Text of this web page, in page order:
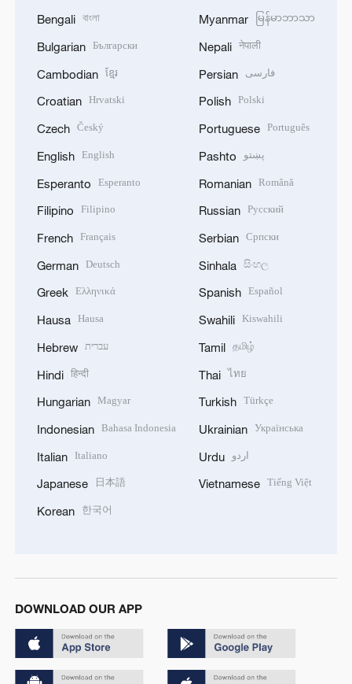
Bengali বাংলা
Bulgarian Български
Cambodian ខ្មែរ
Croatian Hrvatski
Czech Český
English English
Esperanto Esperanto
Filipino Filipino
French Français
German Deutsch
Greek Ελληνικά
Hausa Hausa
Hebrew עברית
Hindi हिन्दी
Hungarian Magyar
Indonesian Bahasa Indonesia
Italian Italiano
Japanese 日本語
Korean 한국어
Myanmar မြန်မာဘာသာ
Nepali नेपाली
Persian فارسی
Polish Polski
Portuguese Português
Pashto پښتو
Romanian Română
Russian Русский
Serbian Српски
Sinhala සිංහල
Spanish Español
Swahili Kiswahili
Tamil தமிழ்
Thai ไทย
Turkish Türkçe
Ukrainian Українська
Urdu اردو
Vietnamese Tiếng Việt
DOWNLOAD OUR APP